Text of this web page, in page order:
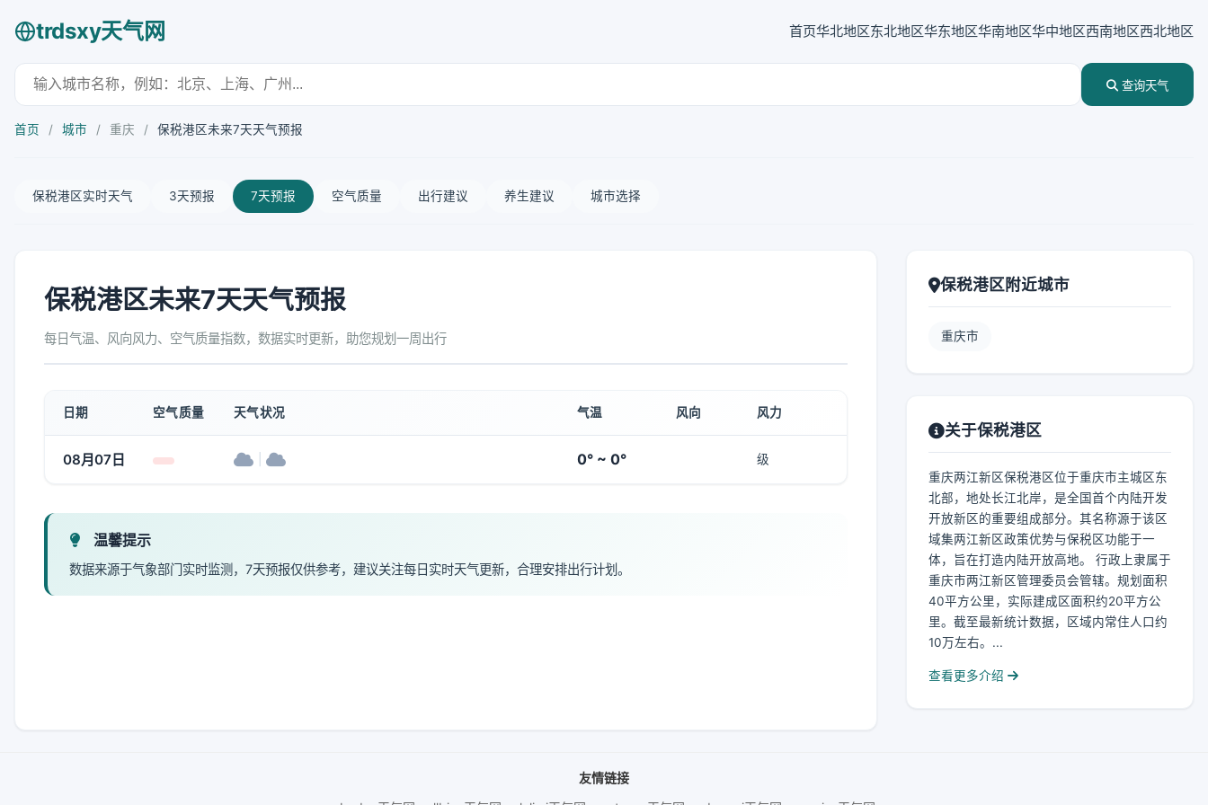
trdsxy天气网 首页华北地区东北地区华东地区华南地区华中地区西南地区西北地区
查询天气
首页 / 城市 / 重庆 / 保税港区未来7天天气预报
保税港区实时天气 3天预报 7天预报 空气质量 出行建议 养生建议 城市选择
保税港区未来7天天气预报
每日气温、风向风力、空气质量指数，数据实时更新，助您规划一周出行
日期 空气质量 天气状况 气温 风向 风力
08月07日 0° ~ 0° 级
温馨提示
数据来源于气象部门实时监测，7天预报仅供参考，建议关注每日实时天气更新，合理安排出行计划。
保税港区附近城市
重庆市
关于保税港区
重庆两江新区保税港区位于重庆市主城区东
北部，地处长江北岸，是全国首个内陆开发
开放新区的重要组成部分。其名称源于该区
域集两江新区政策优势与保税区功能于一
体，旨在打造内陆开放高地。 行政上隶属于
重庆市两江新区管理委员会管辖。规划面积
40平方公里，实际建成区面积约20平方公
里。截至最新统计数据，区域内常住人口约
10万左右。...
查看更多介绍
友情链接